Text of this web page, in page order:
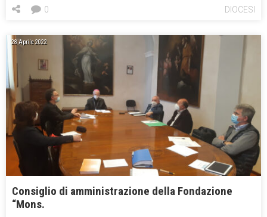
DIOCESI
0
28 Aprile 2022
Consiglio di amministrazione della Fondazione
“Mons.